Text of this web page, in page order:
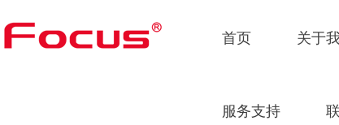
首页 关于
服务支持